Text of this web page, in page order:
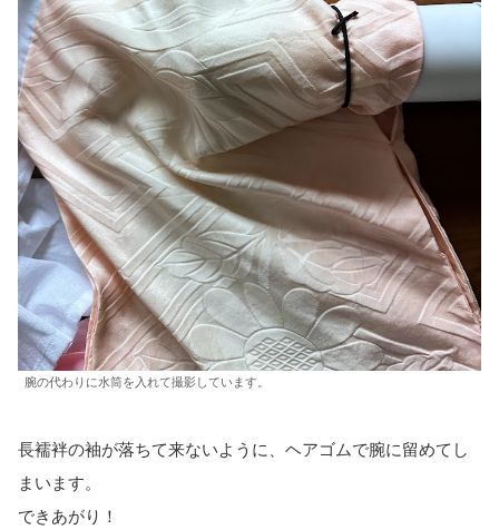
腕の代わりに水筒を入れて撮影しています。
長襦袢の袖が落ちて来ないように、ヘアゴムで腕に留めてし
まいます。
できあがり！